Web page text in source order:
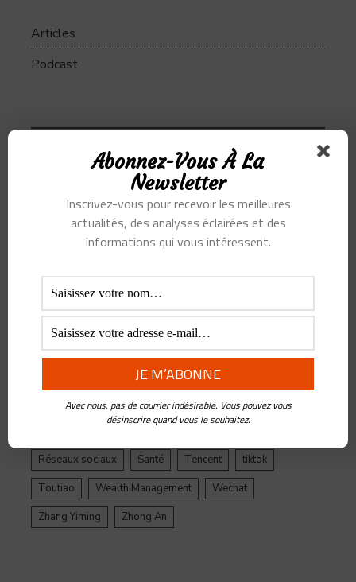
Articles
Podcast
Alibaba Alihealth Alipay ant
Ant Group
Assurance Banque BATX
Blockchain
Douyin
Ecosystème
Epargne
Facebook
Fintech
Intelligence Artificielle
Jinri Toutiao
Live Streaming LuFax
Management
Réseaux sociaux
Santé Tencent
tiktok
Toutiao
Wealth Management
Wechat
Zhang Yiming
Zhong An
Abonnez-Vous À La
Newsletter
Inscrivez-vous pour recevoir les meilleures
actualités, des analyses éclairées et des
informations qui vous intéressent.
Avec nous, pas de courrier indésirable. Vous pouvez vous
désinscrire quand vous le souhaitez.